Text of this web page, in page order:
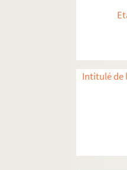
Intitulé de
Les